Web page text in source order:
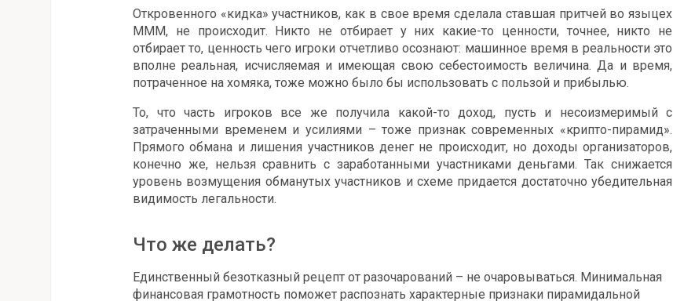
Откровенного «кидка» участников, как в свое время сделала ставшая притчей во языцех
МММ, не происходит. Никто не отбирает у них какие-то ценности, точнее, никто не
отбирает то, ценность чего игроки отчетливо осознают: машинное время в реальности это
вполне реальная, исчисляемая и имеющая свою себестоимость величина. Да и время,
потраченное на хомяка, тоже можно было бы использовать с пользой и прибылью.
То, что часть игроков все же получила какой-то доход, пусть и несоизмеримый с
затраченными временем и усилиями – тоже признак современных «крипто-пирамид».
Прямого обмана и лишения участников денег не происходит, но доходы организаторов,
конечно же, нельзя сравнить с заработанными участниками деньгами. Так снижается
уровень возмущения обманутых участников и схеме придается достаточно убедительная
видимость легальности.
Что же делать?
Единственный безотказный рецепт от разочарований – не очаровываться. Минимальная
финансовая грамотность поможет распознать характерные признаки пирамидальной